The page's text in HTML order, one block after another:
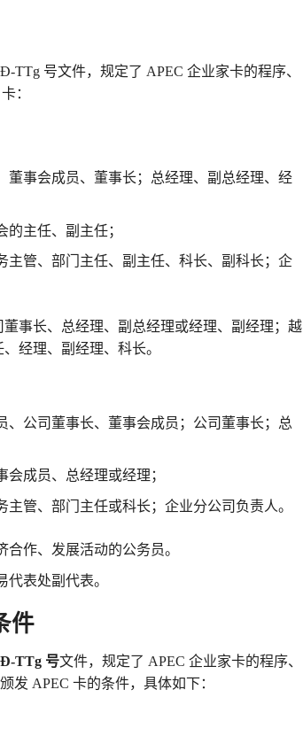
TTg 号文件，规定了 APEC 企业家卡的程序、
：
事会成员、董事长；总经理、副总经理、经
主任、副主任；
主管、部门主任、副主任、科长、副科长；企
事长、总经理、副总经理或经理、副经理；越
经理、副经理、科长。
公司董事长、董事会成员；公司董事长；总
成员、总经理或经理；
管、部门主任或科长；企业分公司负责人。
作、发展活动的公务员。
表处副代表。
件
TTg 号文件，规定了 APEC 企业家卡的程序、
发 APEC 卡的条件，具体如下：